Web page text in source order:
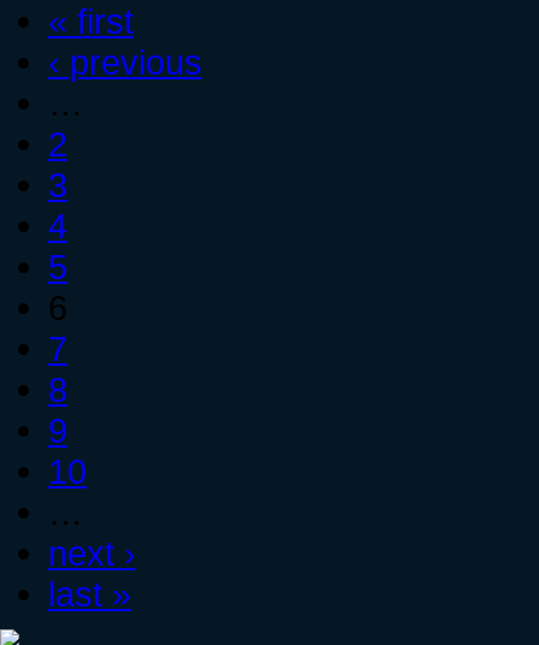
« first
‹ previous
…
2
3
4
5
6
7
8
9
10
…
next ›
last »